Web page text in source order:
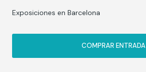
Exposiciones en Barcelona
COMPRAR ENTRADA